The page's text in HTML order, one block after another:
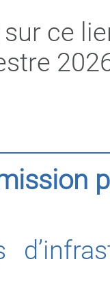
ce